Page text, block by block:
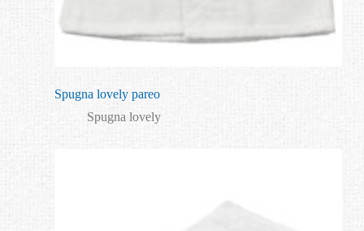
Spugna lovely pareo
Spugna lovely